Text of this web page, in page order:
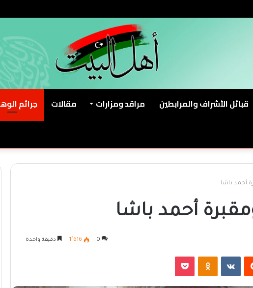
قبائل الأشراف والمرابطين مراقد ومزارات مقالات جرائم
أحمد باشا
أحمد باشا
0 1٬616 دقيقة واحدة